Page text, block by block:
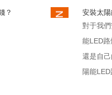
安裝太
對于我
能LED
還是自
陽能